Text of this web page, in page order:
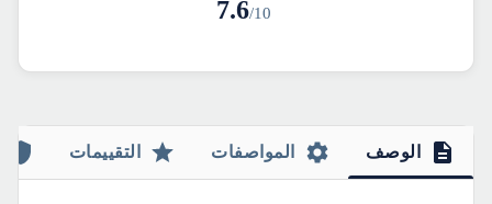
7.6/10
الوصف المواصفات التقييمات